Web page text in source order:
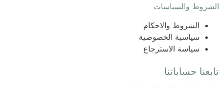
الشروط والسياسات
الشروط والاحكام
سياسية الخصوصية
سياسة الاسترجاع
تابعنا حساباتنا